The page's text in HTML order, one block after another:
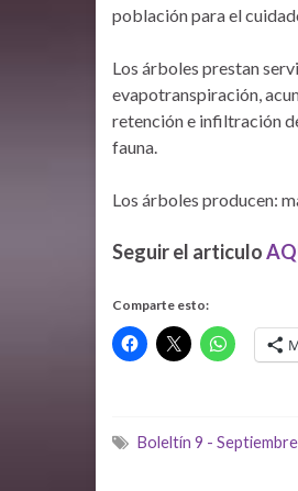
población para el
Los árboles prestan
evapotranspiración,
retención e infiltración
fauna.
Los árboles producen:
Seguir el articulo
Comparte esto:
Boleltín 9 -